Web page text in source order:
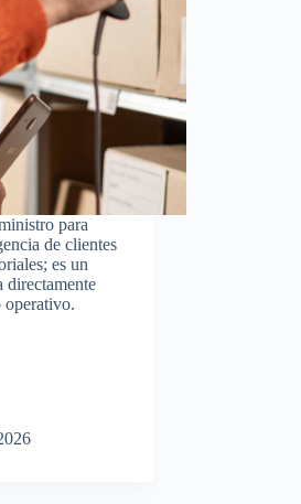
para
de clientes
es un
directamente
operativo.